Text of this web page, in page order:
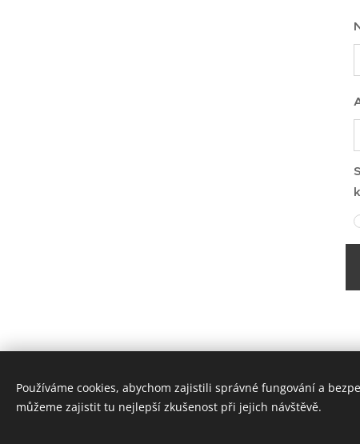
Používáme cookies, abychom zajistili správné fungování a
můžeme zajistit tu nejlepší zkušenost při jejich návštěvě.